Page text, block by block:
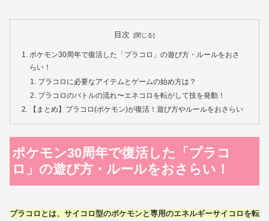
目次
ポケモン30周年で復活した「プラコロ」の遊び方・ルールをおさ
らい！
プラコロに必要なアイテムとゲームの始め方は？
プラコロのバトルの流れ〜エネコロを転がして技を発動！
【まとめ】プラコロ(ポケモン)が復活！遊び方やルールをおさらい
ポケモン30周年で復活した「プラコ
ロ」の遊び方・ルールをおさらい！
プラコロとは、サイコロ型のポケモンと専用のエネルギーサイコロを転